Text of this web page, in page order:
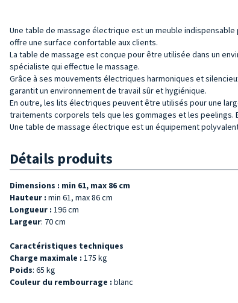
Une table de massage électrique est un meuble
offre une surface confortable aux clients.
La table de massage est conçue pour être utilisée dans un
spécialiste qui effectue le massage.
Grâce à ses mouvements électriques harmoniques et
garantit un environnement de travail sûr et hygiénique.
En outre, les lits électriques peuvent être utilisés pour une
traitements corporels tels que les gommages et les
Une table de massage électrique est un équipement
Détails produits
Dimensions : min 61, max 86 cm
Hauteur : min 61, max 86 cm
Longueur : 196 cm
Largeur: 70 cm
Caractéristiques techniques
Charge maximale : 175 kg
Poids: 65 kg
Couleur du rembourrage : blanc